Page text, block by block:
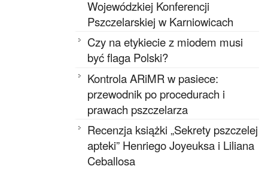
Wojewódzkiej Konferencji
Pszczelarskiej w Karniowicach
Czy na etykiecie z miodem musi
być flaga Polski?
Kontrola ARiMR w pasiece:
przewodnik po procedurach i
prawach pszczelarza
Recenzja książki „Sekrety pszczelej
apteki” Henriego Joyeuksa i Liliana
Ceballosa